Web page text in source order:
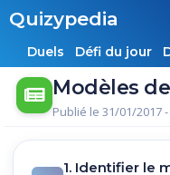
Quizypedia
Duels
Défi du jour
Modèles
Publié le 31/01/2017 -
1. Identifier le